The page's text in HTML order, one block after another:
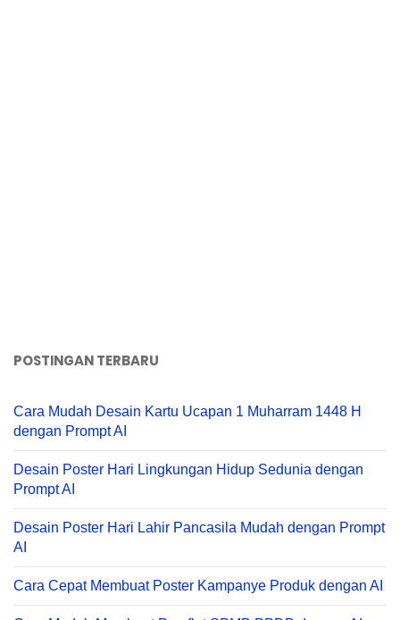
POSTINGAN TERBARU
Cara Mudah Desain Kartu Ucapan 1 Muharram 1448 H
dengan Prompt AI
Desain Poster Hari Lingkungan Hidup Sedunia dengan
Prompt AI
Desain Poster Hari Lahir Pancasila Mudah dengan Prompt
AI
Cara Cepat Membuat Poster Kampanye Produk dengan AI